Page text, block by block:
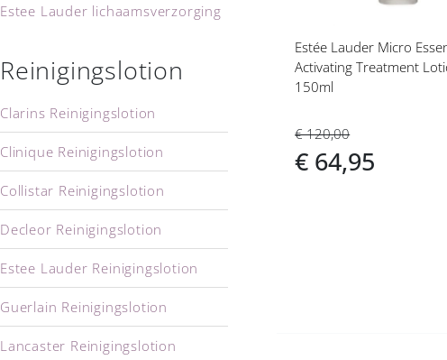
Estée Lauder Micro
Activating Treatment
150ml
€ 120,00
€ 64,95
Estee Lauder lichaamsverzorging
Reinigingslotion
Clarins Reinigingslotion
Clinique Reinigingslotion
Collistar Reinigingslotion
Decleor Reinigingslotion
Estee Lauder Reinigingslotion
Guerlain Reinigingslotion
Lancaster Reinigingslotion